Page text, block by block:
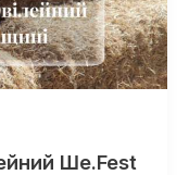
Ше.Fest